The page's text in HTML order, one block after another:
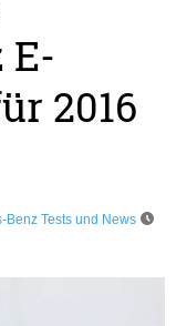
E-
2016
Benz Tests und News